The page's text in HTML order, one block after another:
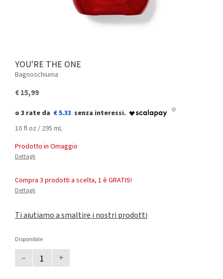
YOU'RE THE ONE
Bagnoschiuma
€ 15,99
€ 5.33
10 fl oz / 295 mL
Prodotto in Omaggio
Dettagli
Compra 3 prodotti a scelta, 1 è GRATIS!
Dettagli
Ti aiutiamo a smaltire i nostri prodotti
Disponibile
– +